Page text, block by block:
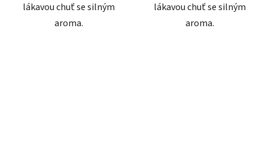
lákavou chuť se silným
aroma.
lákavou chuť se silným
aroma.